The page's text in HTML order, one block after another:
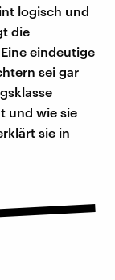
logisch und
die
eindeutige
sei gar
und wie sie
sie in